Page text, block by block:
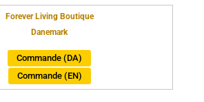
Forever Living Boutique
Danemark
Commande (DA)
Commande (EN)